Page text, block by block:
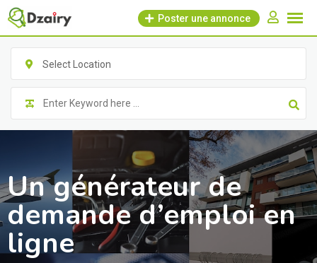
Skip
content
Poster une annonce
Select Location
Un générateur de
demande d’emploi en
ligne